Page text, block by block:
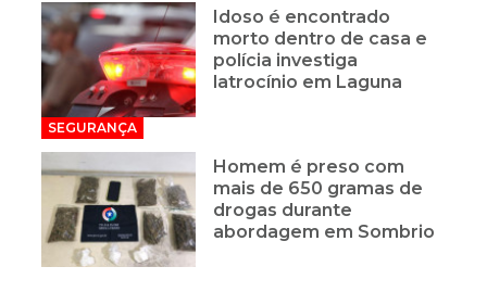
Idoso é encontrado
morto dentro de casa e
polícia investiga
latrocínio em Laguna
SEGURANÇA
Homem é preso com
mais de 650 gramas de
drogas durante
abordagem em Sombrio